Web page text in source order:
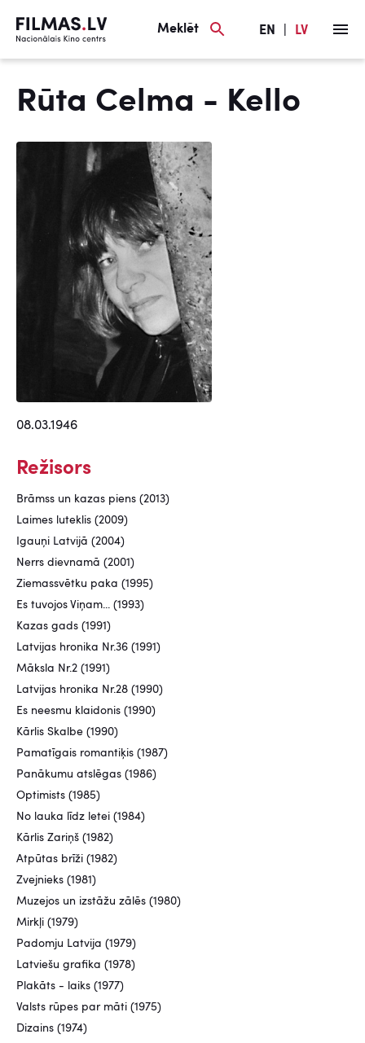
Meklēt EN LV
Rūta Celma - Kello
08.03.1946
Režisors
Brāmss un kazas piens (2013)
Laimes luteklis (2009)
Igauņi Latvijā (2004)
Nerrs dievnamā (2001)
Ziemassvētku paka (1995)
Es tuvojos Viņam... (1993)
Kazas gads (1991)
Latvijas hronika Nr.36 (1991)
Māksla Nr.2 (1991)
Latvijas hronika Nr.28 (1990)
Es neesmu klaidonis (1990)
Kārlis Skalbe (1990)
Pamatīgais romantiķis (1987)
Panākumu atslēgas (1986)
Optimists (1985)
No lauka līdz letei (1984)
Kārlis Zariņš (1982)
Atpūtas brīži (1982)
Zvejnieks (1981)
Muzejos un izstāžu zālēs (1980)
Mirkļi (1979)
Padomju Latvija (1979)
Latviešu grafika (1978)
Plakāts - laiks (1977)
Valsts rūpes par māti (1975)
Dizains (1974)